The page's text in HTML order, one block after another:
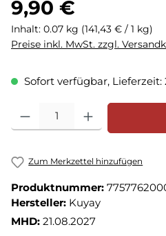
9,90 €
Inhalt: 0.07 kg (141,43 € / 1 kg)
Preise inkl. MwSt. zzgl.
Sofort verfügbar, Lieferzeit:
Produkt Anzahl: Gib den
Zum Merkzettel hinzufügen
Produktnummer:
Hersteller: Kuyay
MHD: 21.08.2027